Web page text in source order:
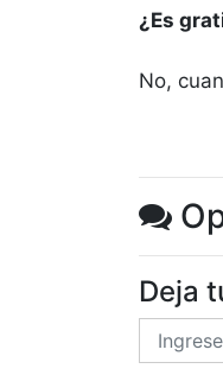
¿Es
No,
Deja